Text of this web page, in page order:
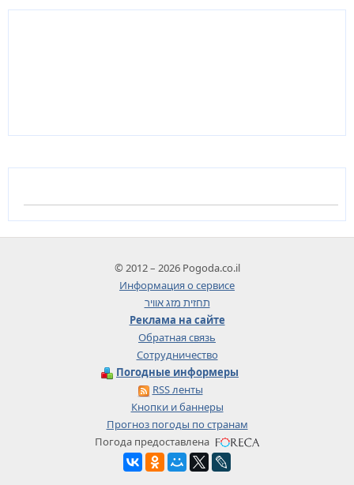
© 2012 – 2026 Pogoda.co.il
Информация о сервисе
תחזית מזג אוויר
Реклама на сайте
Обратная связь
Сотрудничество
Погодные информеры
RSS ленты
Кнопки и баннеры
Прогноз погоды по странам
Погода предоставлена